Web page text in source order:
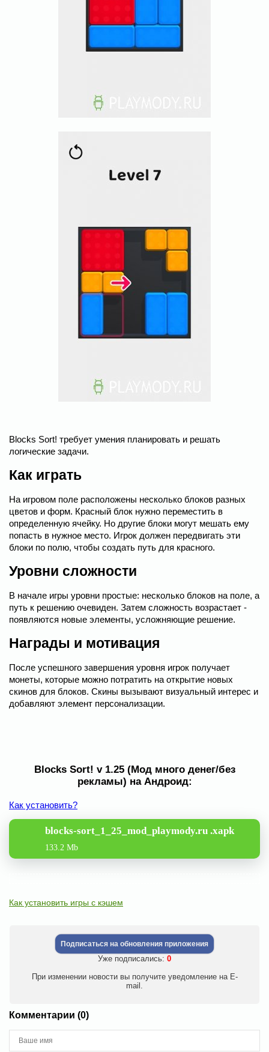
Blocks Sort! требует умения планировать и решать
логические задачи.
Как играть
На игровом поле расположены несколько блоков разных
цветов и форм. Красный блок нужно переместить в
определенную ячейку. Но другие блоки могут мешать ему
попасть в нужное место. Игрок должен передвигать эти
блоки по полю, чтобы создать путь для красного.
Уровни сложности
В начале игры уровни простые: несколько блоков на поле, а
путь к решению очевиден. Затем сложность возрастает -
появляются новые элементы, усложняющие решение.
Награды и мотивация
После успешного завершения уровня игрок получает
монеты, которые можно потратить на открытие новых
скинов для блоков. Скины вызывают визуальный интерес и
добавляют элемент персонализации.
Blocks Sort! v 1.25 (Мод много денег/без
рекламы) на Андроид:
Как установить?
blocks-sort_1_25_mod_playmody.ru .xapk
133.2 Mb
Как установить игры с кэшем
Подписаться на обновления приложения
Уже подписались: 0
При изменении новости вы получите уведомление на E-
mail.
Комментарии (0)